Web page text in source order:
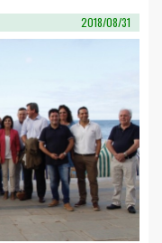
2018/08/31